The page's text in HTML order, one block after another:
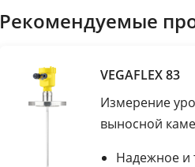
Рекомендуемые
VEGAFLEX 83
Измерение
выносной
Надежное и